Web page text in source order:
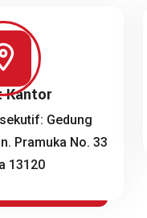
Kantor
Gedung
Pramuka No. 33
13120